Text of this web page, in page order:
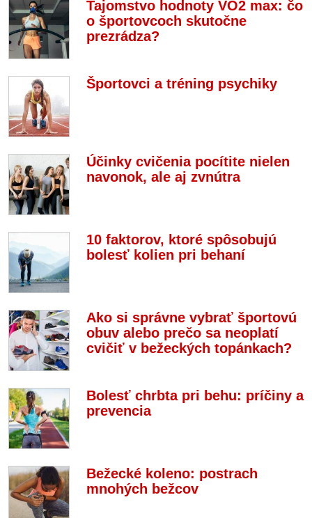
Tajomstvo hodnoty VO2 max: čo
o športovcoch skutočne
prezrádza?
Športovci a tréning psychiky
Účinky cvičenia pocítite nielen
navonok, ale aj zvnútra
10 faktorov, ktoré spôsobujú
bolesť kolien pri behaní
Ako si správne vybrať športovú
obuv alebo prečo sa neoplatí
cvičiť v bežeckých topánkach?
Bolesť chrbta pri behu: príčiny a
prevencia
Bežecké koleno: postrach
mnohých bežcov